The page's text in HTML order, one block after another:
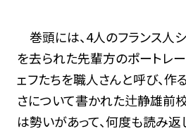
巻頭には、4人のフランス人
を去られた先輩方のポートレ
ェフたちを職人さんと呼び、作
さについて書かれた辻静雄前
は勢いがあって、何度も読み返